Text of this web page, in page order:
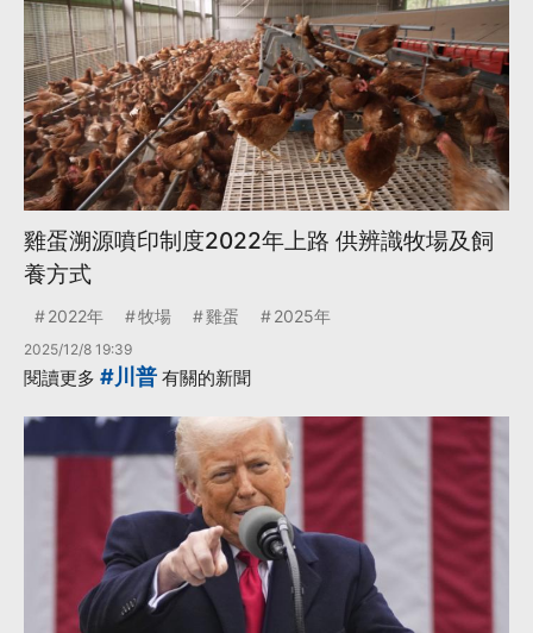
雞蛋溯源噴印制度2022年上路 供辨識牧場及飼
養方式
2022年 牧場 雞蛋 2025年
2025/12/8 19:39
閱讀更多 #川普 有關的新聞